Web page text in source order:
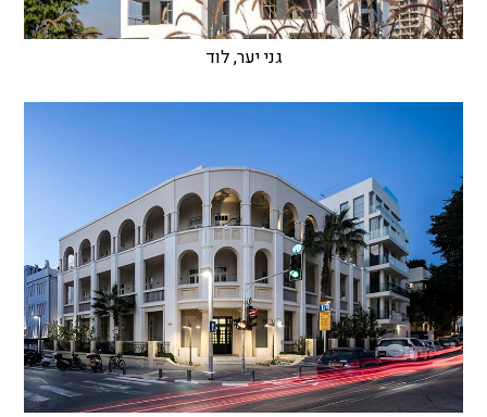
גני יער, לוד